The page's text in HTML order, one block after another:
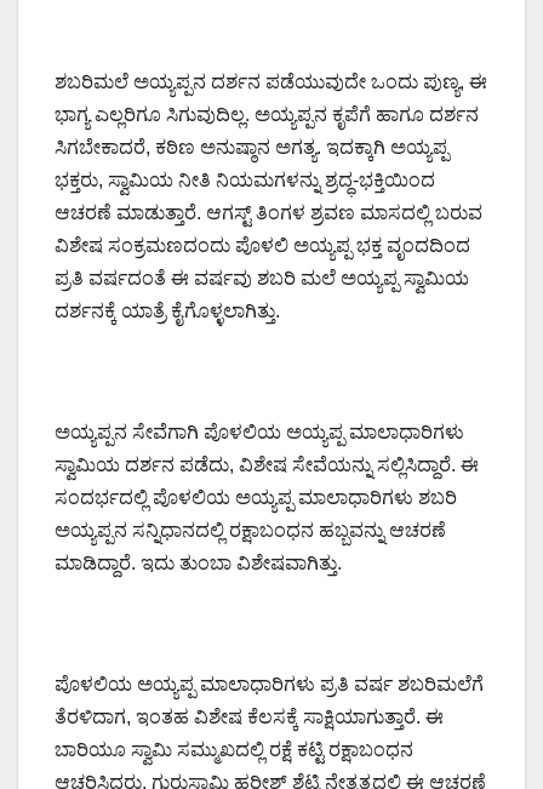
ಶಬರಿಮಲೆ ಅಯ್ಯಪ್ಪನ ದರ್ಶನ ಪಡೆಯುವುದೇ ಒಂದು ಪುಣ್ಯ, ಈ
ಭಾಗ್ಯ ಎಲ್ಲರಿಗೂ ಸಿಗುವುದಿಲ್ಲ. ಅಯ್ಯಪ್ಪನ ಕೃಪೆಗೆ ಹಾಗೂ ದರ್ಶನ
ಸಿಗಬೇಕಾದರೆ, ಕಠಿಣ ಅನುಷ್ಠಾನ ಅಗತ್ಯ. ಇದಕ್ಕಾಗಿ ಅಯ್ಯಪ್ಪ
ಭಕ್ತರು, ಸ್ವಾಮಿಯ ನೀತಿ ನಿಯಮಗಳನ್ನು ಶ್ರದ್ಧ-ಭಕ್ತಿಯಿಂದ
ಆಚರಣೆ ಮಾಡುತ್ತಾರೆ. ಆಗಸ್ಟ್​​​ ತಿಂಗಳ ಶ್ರವಣ ಮಾಸದಲ್ಲಿ ಬರುವ
ವಿಶೇಷ ಸಂಕ್ರಮಣದಂದು ಪೊಳಲಿ ಅಯ್ಯಪ್ಪ ಭಕ್ತ ವೃಂದದಿಂದ
ಪ್ರತಿ ವರ್ಷದಂತೆ ಈ ವರ್ಷವು ಶಬರಿ ಮಲೆ ಅಯ್ಯಪ್ಪ ಸ್ವಾಮಿಯ
ದರ್ಶನಕ್ಕೆ ಯಾತ್ರೆ ಕೈಗೊಳ್ಳಲಾಗಿತ್ತು.
ಅಯ್ಯಪ್ಪನ ಸೇವೆಗಾಗಿ ಪೊಳಲಿಯ ಅಯ್ಯಪ್ಪ ಮಾಲಾಧಾರಿಗಳು
ಸ್ವಾಮಿಯ ದರ್ಶನ ಪಡೆದು, ವಿಶೇಷ ಸೇವೆಯನ್ನು ಸಲ್ಲಿಸಿದ್ದಾರೆ. ಈ
ಸಂದರ್ಭದಲ್ಲಿ ಪೊಳಲಿಯ ಅಯ್ಯಪ್ಪ ಮಾಲಾಧಾರಿಗಳು ಶಬರಿ
ಅಯ್ಯಪ್ಪನ ಸನ್ನಿಧಾನದಲ್ಲಿ ರಕ್ಷಾಬಂಧನ ಹಬ್ಬವನ್ನು ಆಚರಣೆ
ಮಾಡಿದ್ದಾರೆ. ಇದು ತುಂಬಾ ವಿಶೇಷವಾಗಿತ್ತು.
ಪೊಳಲಿಯ ಅಯ್ಯಪ್ಪ ಮಾಲಾಧಾರಿಗಳು ಪ್ರತಿ ವರ್ಷ ಶಬರಿಮಲೆಗೆ
ತೆರಳಿದಾಗ, ಇಂತಹ ವಿಶೇಷ ಕೆಲಸಕ್ಕೆ ಸಾಕ್ಷಿಯಾಗುತ್ತಾರೆ. ಈ
ಬಾರಿಯೂ ಸ್ವಾಮಿ ಸಮ್ಮುಖದಲ್ಲಿ ರಕ್ಷೆ ಕಟ್ಟಿ ರಕ್ಷಾಬಂಧನ
ಆಚರಿಸಿದರು. ಗುರುಸ್ವಾಮಿ ಹರೀಶ್ ಶೆಟ್ಟಿ ನೇತೃತ್ವದಲ್ಲಿ ಈ ಆಚರಣೆ